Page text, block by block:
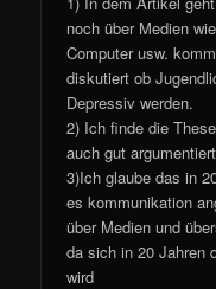
noch über Medien
Computer usw.
diskutiert ob
Depressiv werden.
2) Ich finde die
auch gut argumentiert
3)Ich glaube das in
es kommunikation
über Medien und
da sich in 20 Jahren
wird